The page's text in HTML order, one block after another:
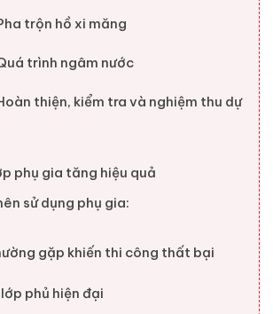
trộn hồ xi măng
trình ngâm nước
thiện, kiểm tra và nghiệm thu dự
phụ gia tăng hiệu quả
sử dụng phụ gia:
gặp khiến thi công thất bại
phủ hiện đại